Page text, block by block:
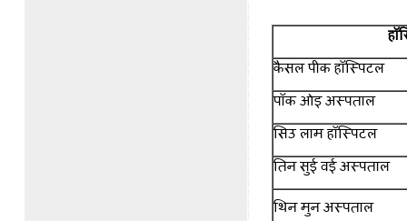
कैसल पीक हॉस्पिटल
पॉक ओइ अस्पताल
सिउ लाम हॉस्पिटल
तिन सुई वई अस्पताल
थिन मुन अस्पताल